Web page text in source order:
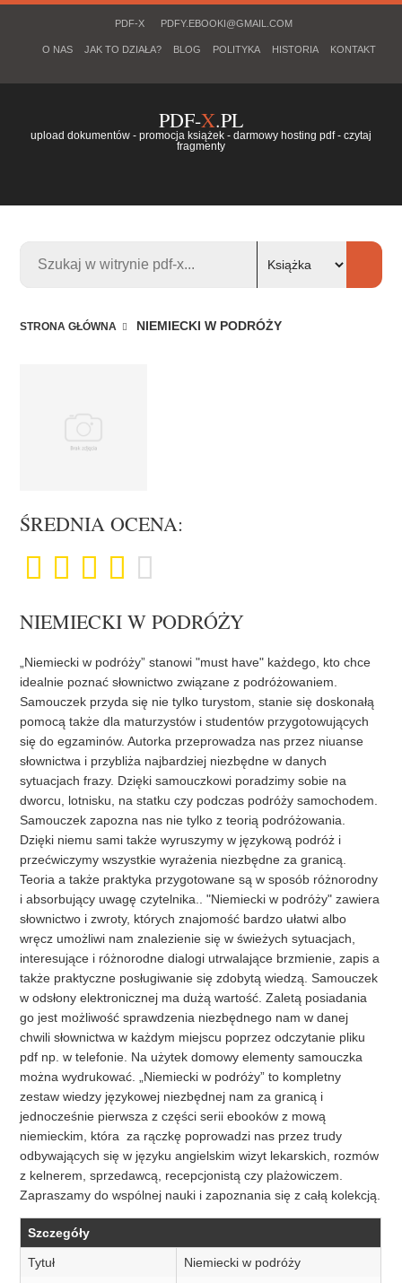
PDF-X PDFY.EBOOKI@GMAIL.COM
O NAS JAK TO DZIAŁA? BLOG POLITYKA HISTORIA KONTAKT
PDF-X.PL
upload dokumentów - promocja książek - darmowy hosting pdf - czytaj
fragmenty
STRONA GŁÓWNA NIEMIECKI W PODRÓŻY
ŚREDNIA OCENA:
NIEMIECKI W PODRÓŻY
„Niemiecki w podróży” stanowi "must have" każdego, kto chce
idealnie poznać słownictwo związane z podróżowaniem.
Samouczek przyda się nie tylko turystom, stanie się doskonałą
pomocą także dla maturzystów i studentów przygotowujących
się do egzaminów. Autorka przeprowadza nas przez niuanse
słownictwa i przybliża najbardziej niezbędne w danych
sytuacjach frazy. Dzięki samouczkowi poradzimy sobie na
dworcu, lotnisku, na statku czy podczas podróży samochodem.
Samouczek zapozna nas nie tylko z teorią podróżowania.
Dzięki niemu sami także wyruszymy w językową podróż i
przećwiczymy wszystkie wyrażenia niezbędne za granicą.
Teoria a także praktyka przygotowane są w sposób różnorodny
i absorbujący uwagę czytelnika.. "Niemiecki w podróży" zawiera
słownictwo i zwroty, których znajomość bardzo ułatwi albo
wręcz umożliwi nam znalezienie się w świeżych sytuacjach,
interesujące i różnorodne dialogi utrwalające brzmienie, zapis a
także praktyczne posługiwanie się zdobytą wiedzą. Samouczek
w odsłony elektronicznej ma dużą wartość. Zaletą posiadania
go jest możliwość sprawdzenia niezbędnego nam w danej
chwili słownictwa w każdym miejscu poprzez odczytanie pliku
pdf np. w telefonie. Na użytek domowy elementy samouczka
można wydrukować. „Niemiecki w podróży” to kompletny
zestaw wiedzy językowej niezbędnej nam za granicą i
jednocześnie pierwsza z części serii ebooków z mową
niemieckim, która za rączkę poprowadzi nas przez trudy
odbywających się w języku angielskim wizyt lekarskich, rozmów
z kelnerem, sprzedawcą, recepcjonistą czy plażowiczem.
Zapraszamy do wspólnej nauki i zapoznania się z całą kolekcją.
Szczegóły
Tytuł
Niemiecki w podróży